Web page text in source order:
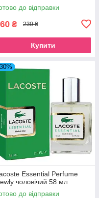
до відправки
₴ 230 ₴
Купити
Essential Perfume
чоловічий 58 мл
до відправки